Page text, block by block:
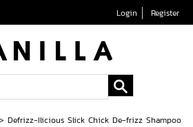
Login Register
>Defrizz-Ilicious Slick Chick De-frizz Shampoo